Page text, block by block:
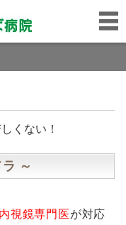
くない！
～
内視鏡専門医が対応